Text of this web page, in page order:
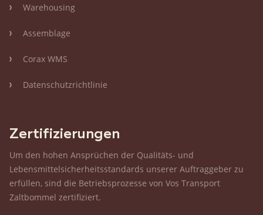
Warehousing
Assemblage
Corax WMS
Datenschutzrichtlinie
Zertifizierungen
Um den hohen Ansprüchen der Qualitäts- und
Lebensmittelsicherheitsstandards unserer Auftraggeber zu
erfüllen, sind die Betriebsprozesse von Vos Transport
Zaltbommel zertifiziert.